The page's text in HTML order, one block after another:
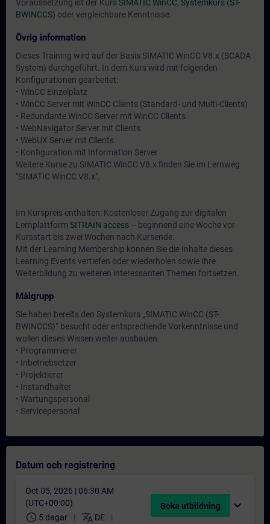
Voraussetzung ist der Kurs SIMATIC WinCC, Systemkurs (ST-
BWINCCS) oder vergleichbare Kenntnisse.
Övrig information
Dieses Training wird auf der Basis SIMATIC WinCC V8.x (SCADA
System) durchgeführt. In dem Kurs wird mit folgenden
Konfigurationen gearbeitet:
• WinCC Einzelplatz
• WinCC Server mit WinCC Clients (Standard- und Multi-Clients)
• Redundante WinCC Server mit WinCC Clients
• WebNavigator Server mit Clients
• WebUX Server mit Clients
• Konfiguration mit Information Server
Weitere Kurse zu SIMATIC WinCC V8.x finden Sie im Lernweg
"SIMATIC WinCC V8.x".
Im Kurspreis enthalten: Kostenloser Zugang zur digitalen
Lernplattform SITRAIN access – beginnend eine Woche vor
Kursstart bis zwei Wochen nach Kursende.
Mit der Learning Membership können Sie die Inhalte dieses
Learning Events vertiefen oder wiederholen sowie Ihre
Weiterbildung zu weiteren interessanten Themen fortsetzen.
Målgrupp
Sie haben bereits den Systemkurs „SIMATIC WinCC (ST-
BWINCCS)“ besucht oder entsprechende Vorkenntnisse und
wollen dieses Wissen weiter ausbauen.
• Programmierer
• Inbetriebsetzer
• Projektierer
• Instandhalter
• Wartungspersonal
• Servicepersonal
Datum och registrering
Oct 05, 2026 | 06:30 AM
(UTC+00:00)
schedule 5 dagar translate DE
Boka utbildning expand_more